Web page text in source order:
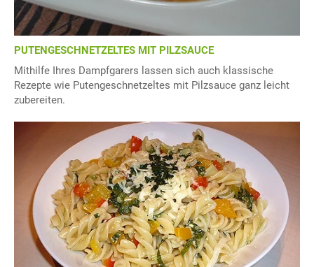
PUTENGESCHNETZELTES MIT PILZSAUCE
Mithilfe Ihres Dampfgarers lassen sich auch klassische
Rezepte wie Putengeschnetzeltes mit Pilzsauce ganz leicht
zubereiten.